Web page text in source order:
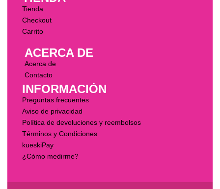
Tienda
Checkout
Carrito
ACERCA DE
Acerca de
Contacto
INFORMACIÓN
Preguntas frecuentes
Aviso de privacidad
Política de devoluciones y reembolsos
Términos y Condiciones
kueskiPay
¿Cómo medirme?